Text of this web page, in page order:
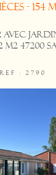
- 154
avec
47200
REF : 2790